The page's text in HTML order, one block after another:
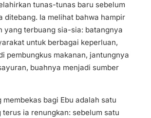
tunas-tunas baru sebelum
ditebang. Ia melihat bahwa hampir
yang terbuang sia-sia: batangnya
untuk berbagai keperluan,
pembungkus makanan, jantungnya
buahnya menjadi sumber
membekas bagi Ebu adalah satu
ia renungkan: sebelum satu